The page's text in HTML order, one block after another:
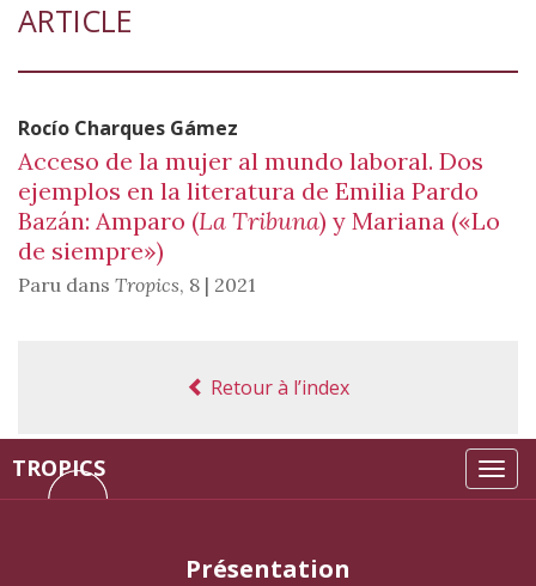
TROPICS
ARTICLE
Rocío Charques Gámez
Acceso de la mujer al mundo laboral. Dos
ejemplos en la literatura de Emilia Pardo
Bazán: Amparo (La Tribuna) y Mariana («Lo
de siempre»)
Paru dans Tropics, 8 | 2021
Retour à l’index
Présentation